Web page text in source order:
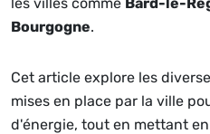
Bourgogne.
Cet article explore les
mises en place par la ville
d'énergie, tout en mettant